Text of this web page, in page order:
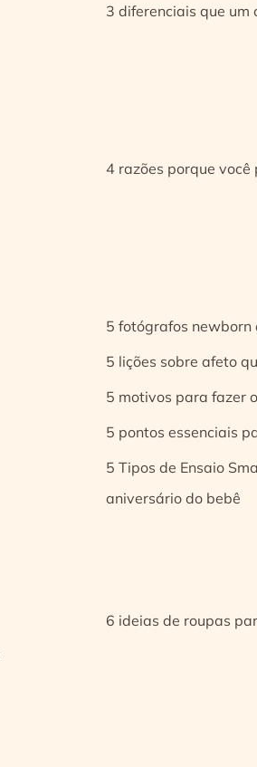
3 diferenciais que
4 razões porque você
5 fotógrafos newborn
5 lições sobre afeto
5 motivos para fazer
5 pontos essenciais
5 Tipos de Ensaio
aniversário do bebê
6 ideias de roupas